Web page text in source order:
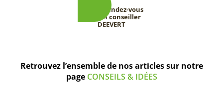
Prenez rendez-vous
avec un conseiller
DEEVERT
Retrouvez l’ensemble de nos articles sur notre
page CONSEILS & IDÉES